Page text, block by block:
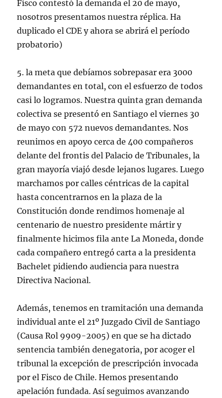
Fisco contestó la demanda el 20 de mayo,
nosotros presentamos nuestra réplica. Ha
duplicado el CDE y ahora se abrirá el período
probatorio)
5. la meta que debíamos sobrepasar era 3000
demandantes en total, con el esfuerzo de todos
casi lo logramos. Nuestra quinta gran demanda
colectiva se presentó en Santiago el viernes 30
de mayo con 572 nuevos demandantes. Nos
reunimos en apoyo cerca de 400 compañeros
delante del frontis del Palacio de Tribunales, la
gran mayoría viajó desde lejanos lugares. Luego
marchamos por calles céntricas de la capital
hasta concentrarnos en la plaza de la
Constitución donde rendimos homenaje al
centenario de nuestro presidente mártir y
finalmente hicimos fila ante La Moneda, donde
cada compañero entregó carta a la presidenta
Bachelet pidiendo audiencia para nuestra
Directiva Nacional.
Además, tenemos en tramitación una demanda
individual ante el 21º Juzgado Civil de Santiago
(Causa Rol 9909-2005) en que se ha dictado
sentencia también denegatoria, por acoger el
tribunal la excepción de prescripción invocada
por el Fisco de Chile. Hemos presentando
apelación fundada. Así seguimos avanzando